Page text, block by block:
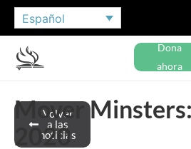
Español
Dona
ahora
Volver
a las
noticias
Mover
2020